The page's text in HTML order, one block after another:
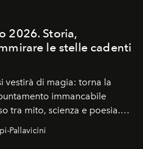
2026. Storia,
le stelle cadenti
vestirà di magia: torna la
immancabile
tra mito, scienza e poesia.
delle
Pallavicini